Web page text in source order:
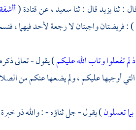
: ثنايزيدقال : ثناسعيد، عنقتادة(
) : فريضتان واجبتان لا رجعة لأحد فيهما ،
لم تفعلوا وتاب الله عليكم) يقول - تعالى
أوجبها عليكم ، ولم يضعها عنكم من
تعملون) يقول - جل ثناؤه - : والله ذو